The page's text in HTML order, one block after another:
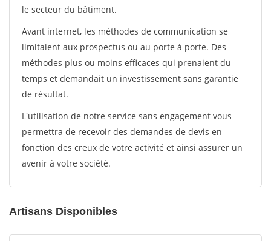
le secteur du bâtiment.
Avant internet, les méthodes de communication se
limitaient aux prospectus ou au porte à porte. Des
méthodes plus ou moins efficaces qui prenaient du
temps et demandait un investissement sans garantie
de résultat.
L'utilisation de notre service sans engagement vous
permettra de recevoir des demandes de devis en
fonction des creux de votre activité et ainsi assurer un
avenir à votre société.
Artisans Disponibles